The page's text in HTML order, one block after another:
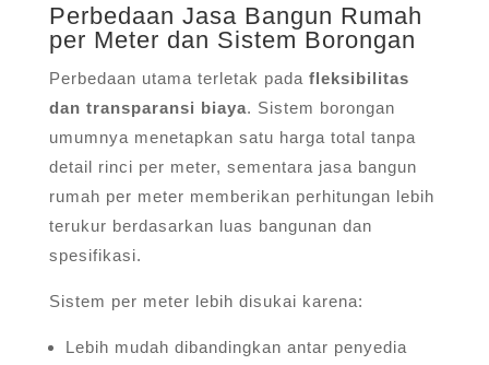
Perbedaan Jasa Bangun Rumah
per Meter dan Sistem Borongan
Perbedaan utama terletak pada fleksibilitas
dan transparansi biaya. Sistem borongan
umumnya menetapkan satu harga total tanpa
detail rinci per meter, sementara jasa bangun
rumah per meter memberikan perhitungan lebih
terukur berdasarkan luas bangunan dan
spesifikasi.
Sistem per meter lebih disukai karena:
Lebih mudah dibandingkan antar penyedia